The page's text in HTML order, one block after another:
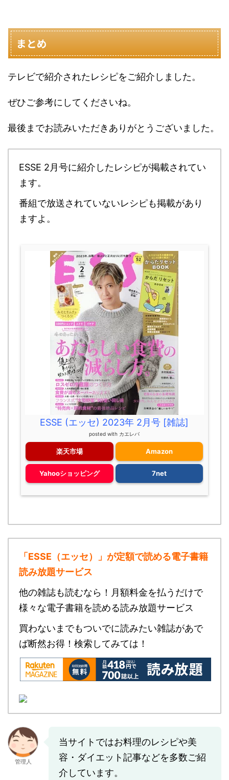
まとめ
テレビで紹介されたレシピをご紹介しました。
ぜひご参考にしてくださいね。
最後までお読みいただきありがとうございました。
ESSE 2月号に紹介したレシピが掲載されてい
ます。
番組で放送されていないレシピも掲載があり
ますよ。
ESSE (エッセ) 2023年 2月号 [雑誌]
posted with カエレバ
楽天市場 Amazon
Yahooショッピング 7net
「ESSE（エッセ）」が定額で読める電子書籍
読み放題サービス
他の雑誌も読むなら！月額料金を払うだけで
様々な電子書籍を読める読み放題サービス
買わないまでもついでに読みたい雑誌があで
ば断然お得！検索してみては！
管理人
当サイトではお料理のレシピや美
容・ダイエット記事などを多数ご紹
介しています。